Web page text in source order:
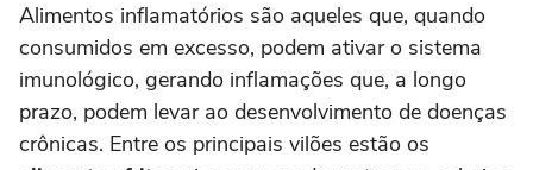
Alimentos inflamatórios são aqueles que, quando
consumidos em excesso, podem ativar o sistema
imunológico, gerando inflamações que, a longo
prazo, podem levar ao desenvolvimento de doenças
crônicas. Entre os principais vilões estão os